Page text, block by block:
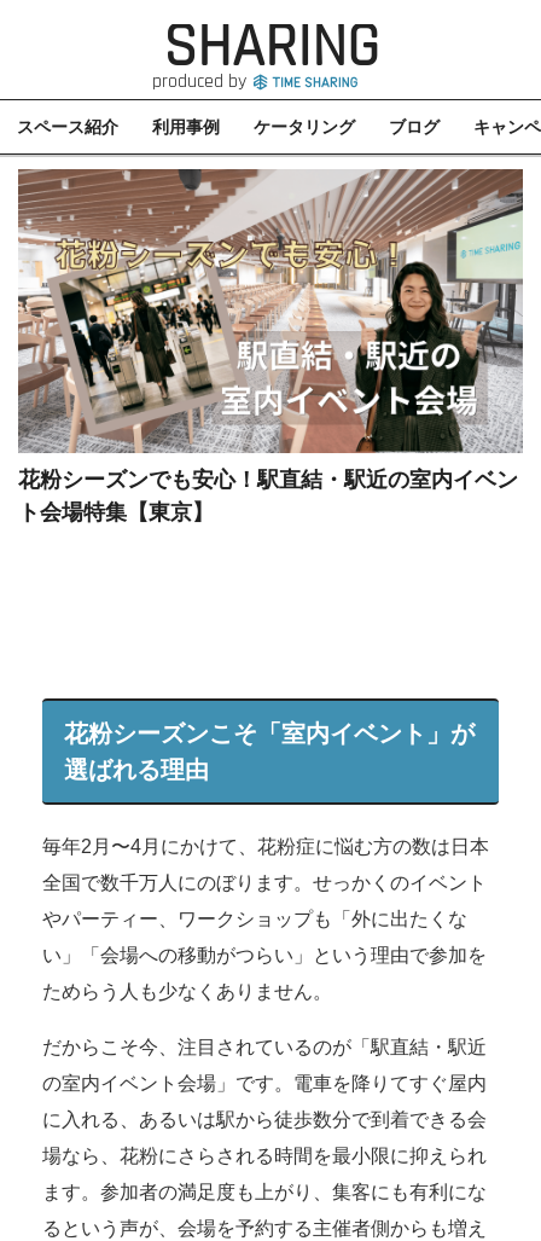
SHARING
produced by
スペース紹介 利用事例 ケータリング ブログ キャン
花粉シーズンでも安心！駅直結・駅近の室内イベン
ト会場特集【東京】
花粉シーズンこそ「室内イベント」が
選ばれる理由
毎年2月〜4月にかけて、花粉症に悩む方の数は日本
全国で数千万人にのぼります。せっかくのイベント
やパーティー、ワークショップも「外に出たくな
い」「会場への移動がつらい」という理由で参加を
ためらう人も少なくありません。
だからこそ今、注目されているのが「駅直結・駅近
の室内イベント会場」です。電車を降りてすぐ屋内
に入れる、あるいは駅から徒歩数分で到着できる会
場なら、花粉にさらされる時間を最小限に抑えられ
ます。参加者の満足度も上がり、集客にも有利にな
るという声が、会場を予約する主催者側からも増え